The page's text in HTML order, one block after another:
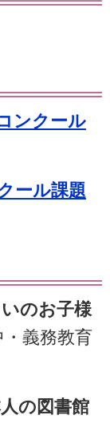
ンクール
ール課題
のお子様
義務教育
の図書館